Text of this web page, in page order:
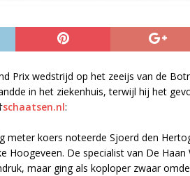
Prix wedstrijd op het zeeijs van de
in het ziekenhuis, terwijl hij het
schaatsen.nl:
meter koers noteerde Sjoerd den
Hoogeveen. De specialist van De
maar ging als koploper zwaar